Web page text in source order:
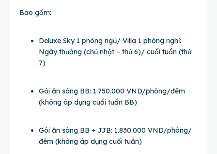
Bao gồm:
Deluxe Sky 1 phòng ngủ/ Villa 1 phòng nghỉ:
Ngày thường (chủ nhật – thứ 6)/ cuối tuần (thứ
7)
Gói ăn sáng BB: 1.750.000 VND/phòng/đêm
(không áp dụng cuối tuần BB)
Gói ăn sáng BB + JJB: 1.830.000 VND/phòng/
đêm (không áp dụng cuối tuần)